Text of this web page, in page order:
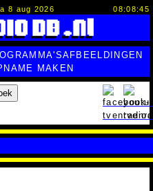
8 aug 2026 08:08:46
AFBEELDINGEN
MAKEN